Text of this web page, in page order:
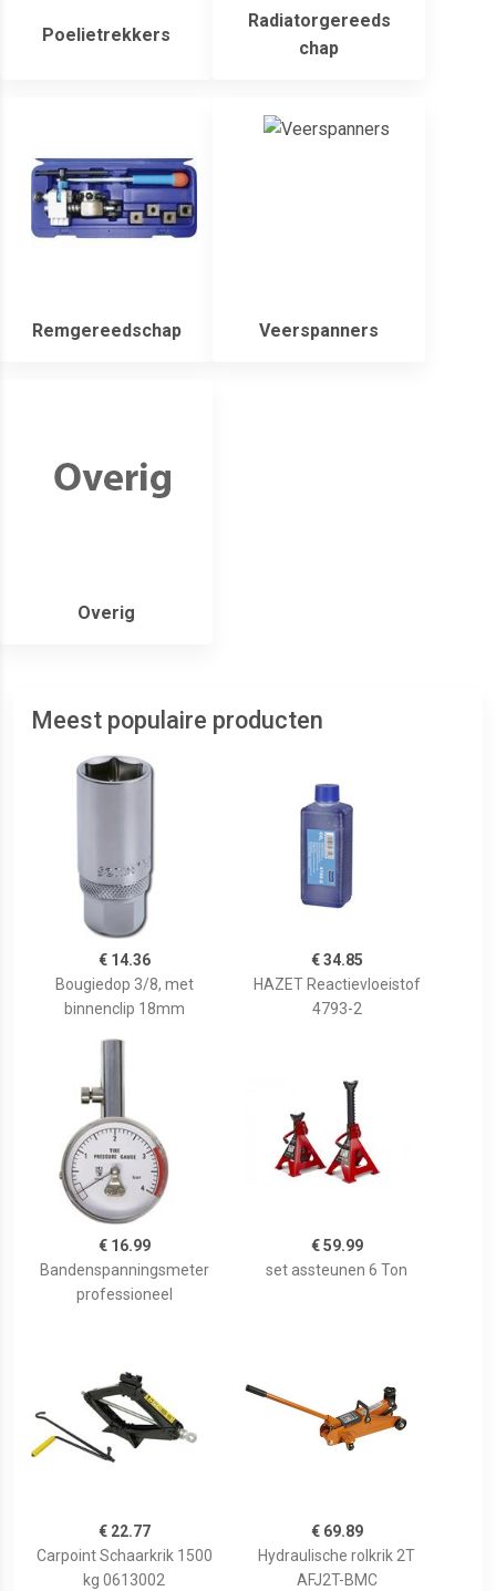
Poelietrekkers
Radiatorgereeds
chap
Remgereedschap Veerspanners
Overig
Meest populaire producten
€ 14.36
Bougiedop 3/8, met
binnenclip 18mm
€ 34.85
HAZET Reactievloeistof
4793-2
€ 16.99
Bandenspanningsmeter
professioneel
€ 59.99
set assteunen 6 Ton
€ 22.77
Carpoint Schaarkrik 1500
kg 0613002
€ 69.89
Hydraulische rolkrik 2T
AFJ2T-BMC